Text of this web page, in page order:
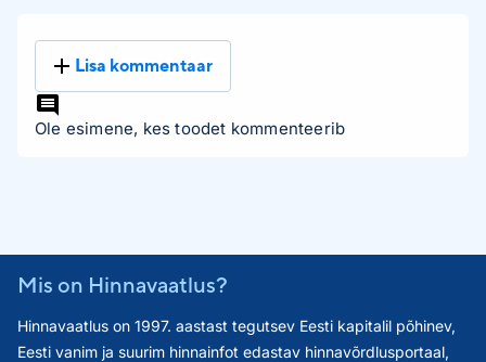
Lisa kommentaar
Ole esimene, kes toodet kommenteerib
Mis on Hinnavaatlus?
Hinnavaatlus on 1997. aastast tegutsev Eesti kapitalil põhinev,
Eesti vanim ja suurim hinnainfot edastav hinnavõrdlusportaal,